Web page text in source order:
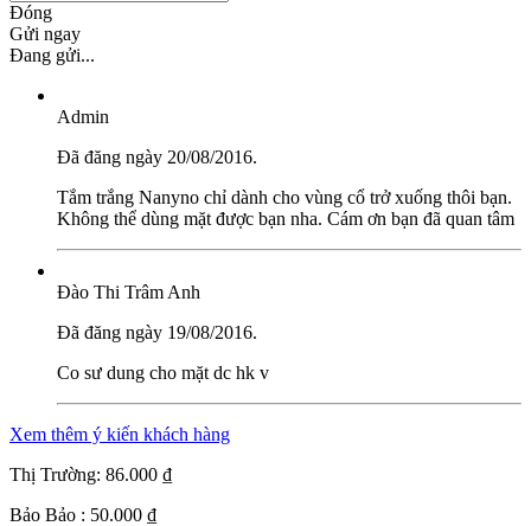
Đóng
Gửi ngay
Đang gửi...
Admin
Đã đăng ngày 20/08/2016.
Tắm trắng Nanyno chỉ dành cho vùng cổ trở xuống thôi bạn.
Không thể dùng mặt được bạn nha. Cám ơn bạn đã quan tâm
Đào Thi Trâm Anh
Đã đăng ngày 19/08/2016.
Co sư dung cho mặt dc hk v
Xem thêm ý kiến khách hàng
Thị Trường: 86.000 ₫
Bảo Bảo : 50.000 ₫